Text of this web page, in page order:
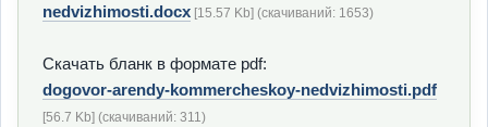
nedvizhimosti.docx [15.57 Kb] (cкачиваний: 1653)
Скачать бланк в формате pdf:
dogovor-arendy-kommercheskoy-nedvizhimosti.pdf
[56.7 Kb] (cкачиваний: 311)